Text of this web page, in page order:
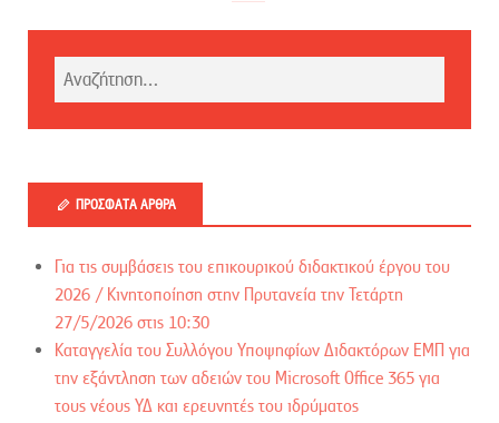
ΠΡΌΣΦΑΤΑ ΆΡΘΡΑ
Για τις συμβάσεις του επικουρικού διδακτικού έργου του
2026 / Kινητοποίηση στην Πρυτανεία την Τετάρτη
27/5/2026 στις 10:30
Καταγγελία του Συλλόγου Υποψηφίων Διδακτόρων ΕΜΠ για
την εξάντληση των αδειών του Microsoft Office 365 για
τους νέους ΥΔ και ερευνητές του ιδρύματος